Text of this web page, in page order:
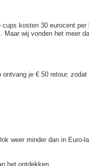
kosten 30 eurocent per
wij vonden het meer
je € 50 retour,
weer minder dan in Euro-
het ontdekken.